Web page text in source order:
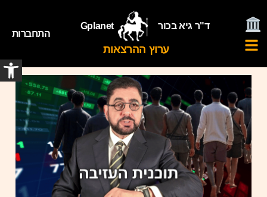
ד"ר גיא בכור Gplanet
ערוץ ההרצאות
התחברות